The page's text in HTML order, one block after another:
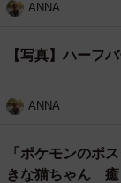
ANNA
【写真】ハーフ
ANNA
「ポケモンのポ
きな猫ちゃん 癒